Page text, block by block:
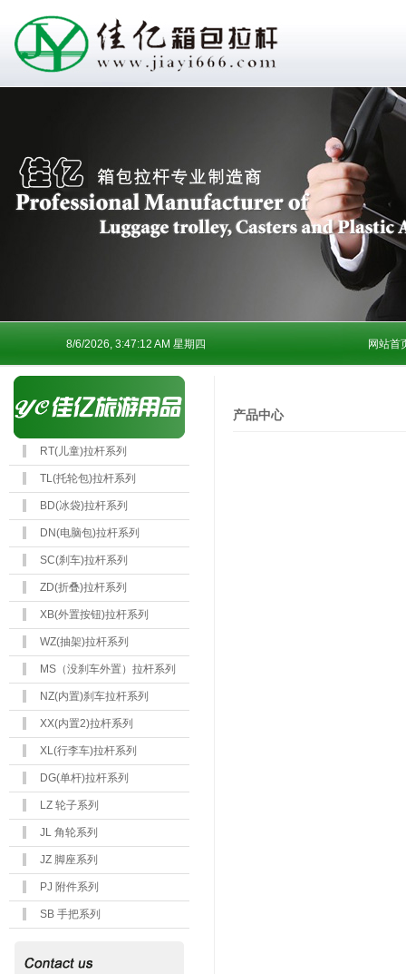
8/6/2026, 3:47:12 AM 星期四 网站首
RT(儿童)拉杆系列
TL(托轮包)拉杆系列
BD(冰袋)拉杆系列
DN(电脑包)拉杆系列
SC(刹车)拉杆系列
ZD(折叠)拉杆系列
XB(外置按钮)拉杆系列
WZ(抽架)拉杆系列
MS（没刹车外置）拉杆系列
NZ(内置)刹车拉杆系列
XX(内置2)拉杆系列
XL(行李车)拉杆系列
DG(单杆)拉杆系列
LZ 轮子系列
JL 角轮系列
JZ 脚座系列
PJ 附件系列
SB 手把系列
产品中心